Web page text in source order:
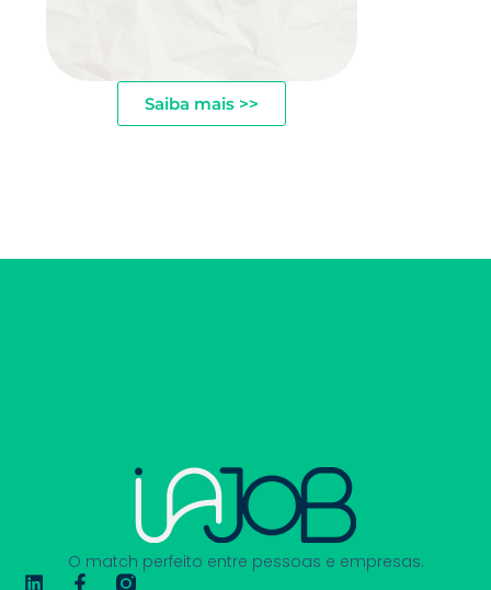
Saiba mais >>
O match perfeito entre pessoas e empresas.